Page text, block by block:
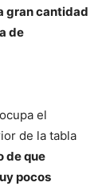
gran cantidad
de
ocupa el
de la tabla
de que
pocos